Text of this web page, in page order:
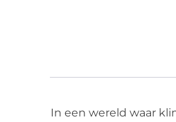
In een wereld waar